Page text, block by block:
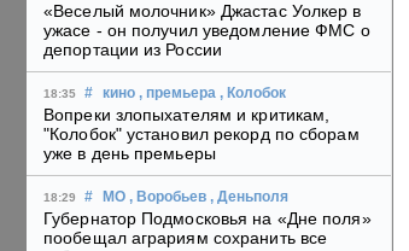
«Веселый молочник» Джастас Уолкер в
ужасе - он получил уведомление ФМС о
депортации из России
18:35 # кино , премьера , Колобок
Вопреки злопыхателям и критикам,
"Колобок" установил рекорд по сборам
уже в день премьеры
18:29 # МО , Воробьев , Деньполя
Губернатор Подмосковья на «Дне поля»
пообещал аграриям сохранить все